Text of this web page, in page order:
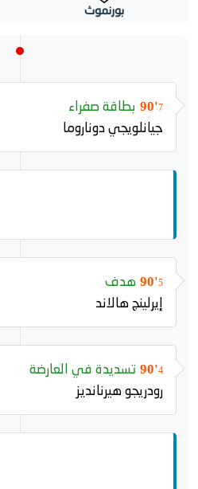
بورنموث
90'7
بطاقة صفراء
جيانلويجي دوناروما
90'5
هدف
إيرلينج هالاند
90'4
تسديدة في العارضة
رودريجو هيرنانديز